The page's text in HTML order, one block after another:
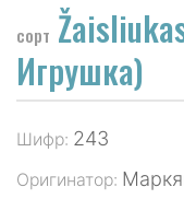
сорт
Игрушка)
Шифр: 243
Оригинатор: